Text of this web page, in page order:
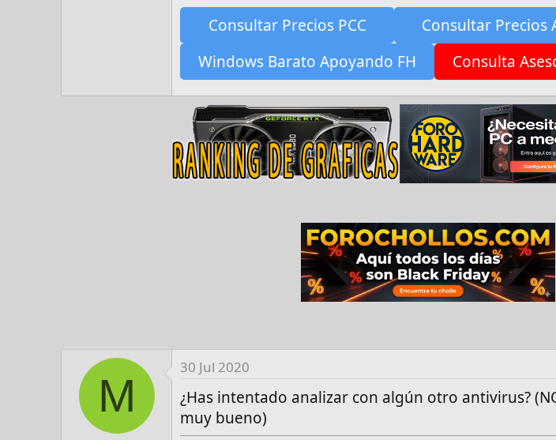
Consultar Precios PCC
Consultar Precios
Windows Barato Apoyando FH
Consulta
M
30 Jul 2020
¿Has intentado analizar con algún otro antivirus?
muy bueno)